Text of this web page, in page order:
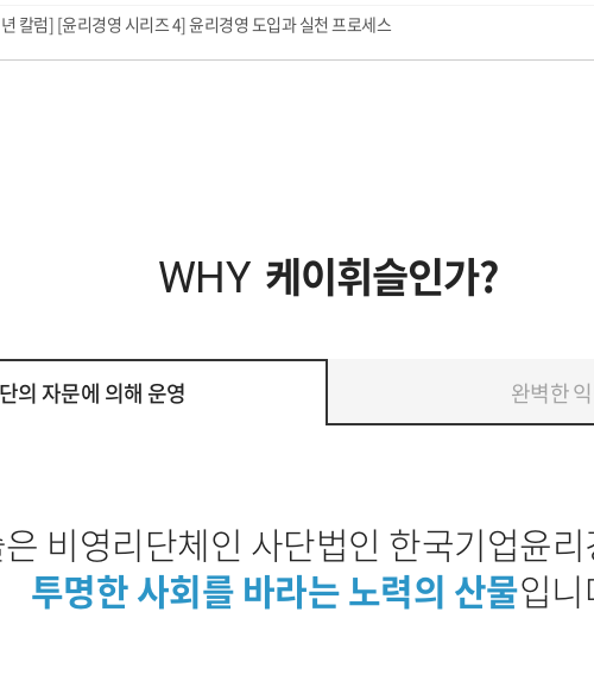
칼럼] [윤리경영 시리즈 4] 윤리경영 도입과 실천 프로세스
WHY 케이휘슬인가?
의 자문에 의해 운영 완벽한
비영리단체인 사단법인 한국기업윤
투명한 사회를 바라는 노력의 산물입